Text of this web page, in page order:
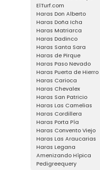
ElTurf.com
Haras Don Alberto
Haras Doña Icha
Haras Matriarca
Haras Dadinco
Haras Santa Sara
Haras de Pirque
Haras Paso Nevado
Haras Puerta de Hierro
Haras Carioca
Haras Chevalex
Haras San Patricio
Haras Las Camelias
Haras Cordillera
Haras Porta Pía
Haras Convento Viejo
Haras Las Araucarias
Haras Legana
Amenizando Hípica
Pedigreequery